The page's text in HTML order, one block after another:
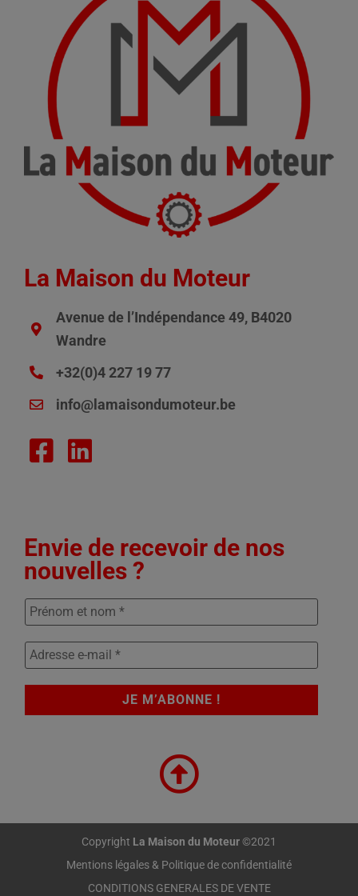
La Maison du Moteur
Avenue de l’Indépendance 49, B4020
Wandre
+32(0)4 227 19 77
info@lamaisondumoteur.be
Envie de recevoir de nos
nouvelles ?
Copyright La Maison du Moteur©2021
Mentions légales & Politique de confidentialité
CONDITIONS GENERALES DE VENTE